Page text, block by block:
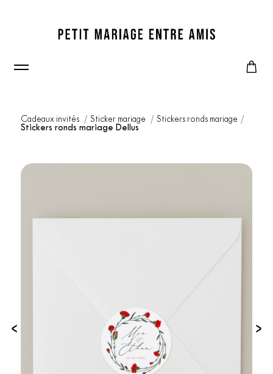
Cadeaux invités Sticker mariage
Stickers ronds mariage
Stickers ronds mariage Dellus
‹ ›